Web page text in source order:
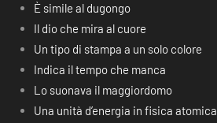
È simile al dugongo
Il dio che mira al cuore
Un tipo di stampa a un solo colore
Indica il tempo che manca
Lo suonava il maggiordomo
Una unità d’energia in fisica atomica